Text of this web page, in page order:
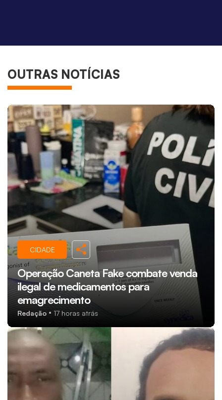
OUTRAS NOTÍCIAS
CIDADE
Operação Caneta Fake combate venda
ilegal de medicamentos para
emagrecimento
Redação 17 horas atrás